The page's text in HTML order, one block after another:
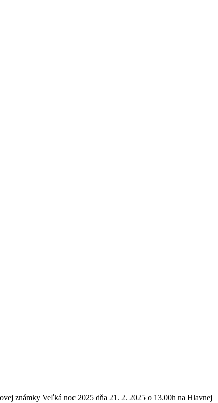
známky Veľká noc 2025 dňa 21. 2. 2025 o 13.00h na Hlavnej